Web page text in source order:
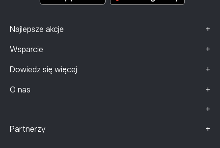
Najlepsze akcje +
Wsparcie +
Dowiedz się więcej +
O nas +
+
Partnerzy +